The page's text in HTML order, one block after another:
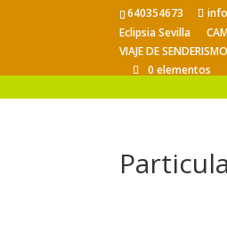
640354673
Eclipsia Sevilla
VIAJE DE
0 elementos